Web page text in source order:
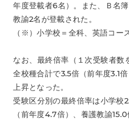
年度登載者6名）。また、Ｂ名
教諭2名が登載された。
（※）小学校＝全科、英語コー
なお、最終倍率（１次受験者数
全校種合計で3.5倍（前年度3.1
上昇となった。
受験区分別の最終倍率は小学校
（前年度4.7倍）、養護教諭